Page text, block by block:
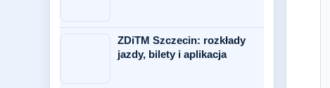
ZDiTM Szczecin: rozkłady
jazdy, bilety i aplikacja